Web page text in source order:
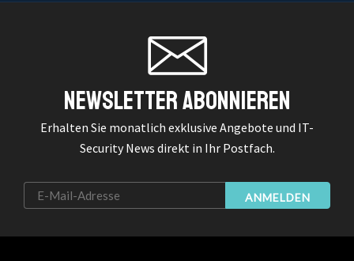
Newsletter Abonnieren
Erhalten Sie monatlich exklusive Angebote und IT-
Security News direkt in Ihr Postfach.
ANMELDEN